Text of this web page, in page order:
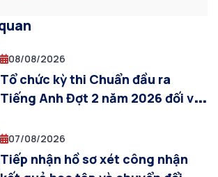
08/08/2026
Tổ chức kỳ thi Chuẩn đầu ra
Tiếng Anh Đợt 2 năm 2026 đối với
Hà Nội
07/08/2026
Tiếp nhận hồ sơ xét công nhận